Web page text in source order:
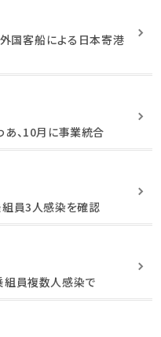
外国客船による日本寄港
あ、10月に事業統合
組員3人感染を確認
組員複数人感染で